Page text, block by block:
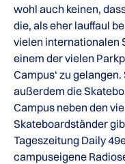
wohl auch keinen,
die, als eher lauffaul
vielen internationalen
einem der vielen
Campus‘ zu
außerdem die
Campus neben den
Skateboardständer
Tageszeitung Daily
campuseigene